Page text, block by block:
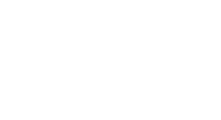
me è come
della